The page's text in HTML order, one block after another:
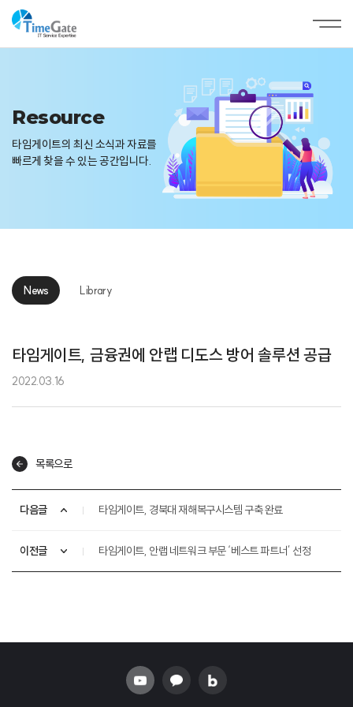
Resource
타임게이트의 최신 소식과 자료를
빠르게 찾을 수 있는 공간입니다.
News Library
타임게이트, 금융권에 안랩 디도스 방어 솔루션 공급
2022.03.16
목록으로
다음글 타임게이트, 경북대 재해복구시스템 구축 완료
이전글 타임게이트, 안랩 네트워크 부문 ‘베스트 파트너’ 선정